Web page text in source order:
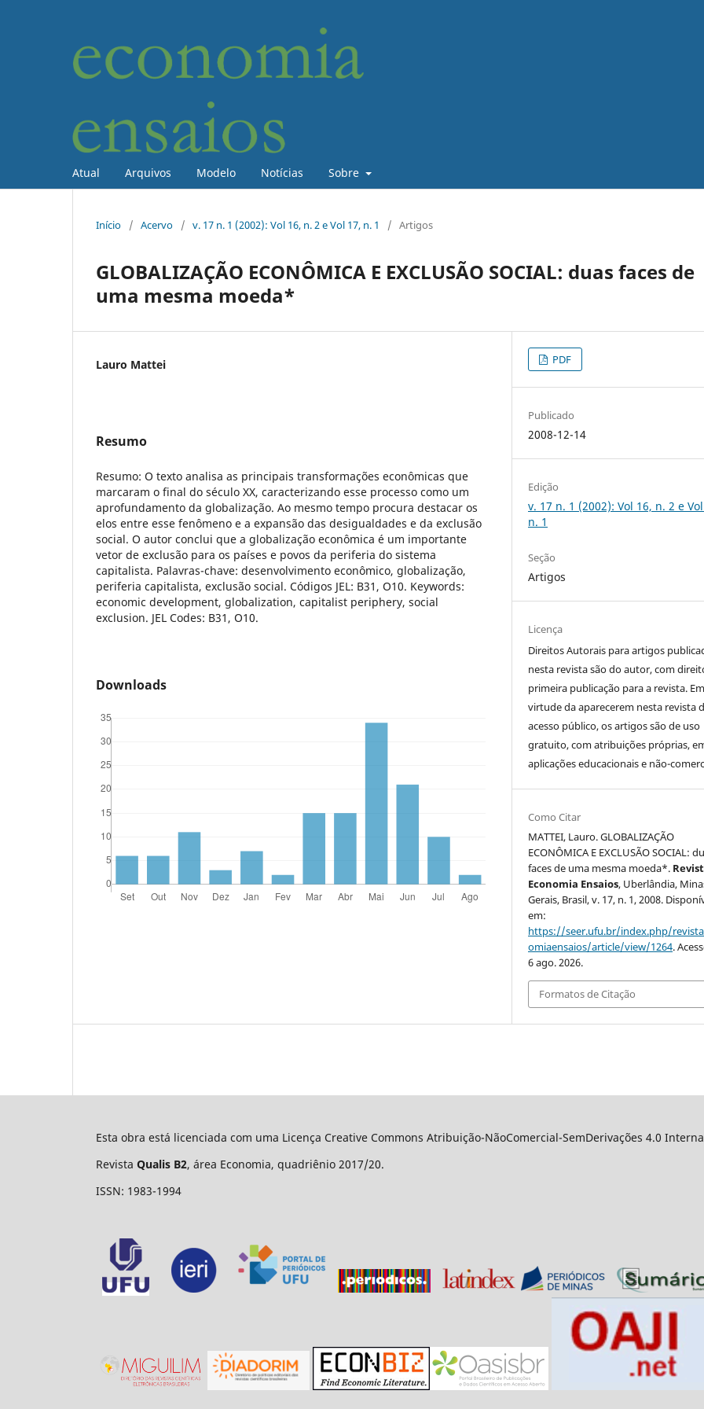
Atual Arquivos Modelo Notícias Sobre
Início / Acervo / v. 17 n. 1 (2002): Vol 16, n. 2 e Vol 17, n. 1 / Artigos
GLOBALIZAÇÃO ECONÔMICA E EXCLUSÃO SOCIAL: duas faces de
uma mesma moeda*
Lauro Mattei
Resumo
Resumo: O texto analisa as principais transformações econômicas que
marcaram o final do século XX, caracterizando esse processo como um
aprofundamento da globalização. Ao mesmo tempo procura destacar os
elos entre esse fenômeno e a expansão das desigualdades e da exclusão
social. O autor conclui que a globalização econômica é um importante
vetor de exclusão para os países e povos da periferia do sistema
capitalista. Palavras-chave: desenvolvimento econômico, globalização,
periferia capitalista, exclusão social. Códigos JEL: B31, O10. Keywords:
economic development, globalization, capitalist periphery, social
exclusion. JEL Codes: B31, O10.
Downloads
PDF
Publicado
2008-12-14
Edição
v. 17 n. 1 (2002): Vol 16, n. 2 e
n. 1
Seção
Artigos
Licença
Direitos Autorais para artigos
nesta revista são do autor, com
primeira publicação para a revista. Em
virtude da aparecerem nesta revista
acesso público, os artigos são de uso
gratuito, com atribuições próprias,
aplicações educacionais e não-
Como Citar
MATTEI, Lauro. GLOBALIZAÇÃO
ECONÔMICA E EXCLUSÃO SOCIAL:
faces de uma mesma moeda*.
Economia Ensaios, Uberlândia,
Gerais, Brasil, v. 17, n. 1, 2008.
em:
https://seer.ufu.br/index.php/
omiaensaios/article/view/1264.
6 ago. 2026.
Formatos de Citação
Esta obra está licenciada com uma Licença Creative Commons Atribuição-NãoComercial-SemDerivações 4.0
Revista Qualis B2, área Economia, quadriênio 2017/20.
ISSN: 1983-1994